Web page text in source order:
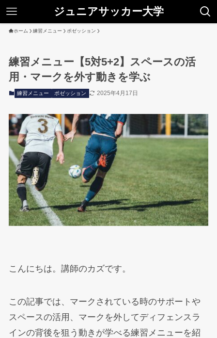
ジュニアサッカー大学
ホーム 練習メニュー ポゼッション
練習メニュー【5対5+2】スペースの活
用・マークを外す動きを学ぶ
練習メニュー ポゼッション 2025年4月17日
こんにちは。講師のカズです。
この記事では、マークされている時のサポートや
スペースの活用、マークを外してディフェンスラ
インの背後を狙う動きが学べる練習メニューを紹